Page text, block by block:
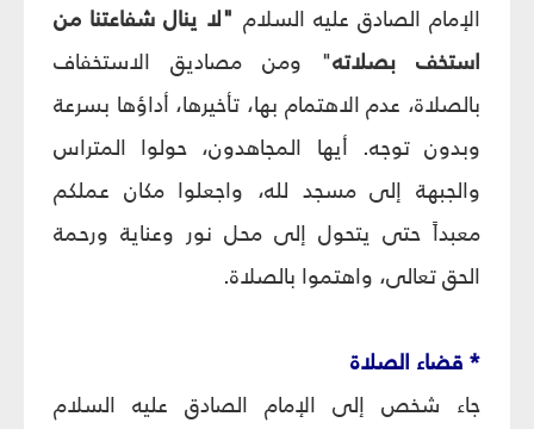
الإمام الصادق عليه السلام "لا ينال شفاعتنا من
استخف بصلاته" ومن مصاديق الاستخفاف
بالصلاة، عدم الاهتمام بها، تأخيرها، أداؤها بسرعة
وبدون توجه. أيها المجاهدون، حولوا المتراس
والجبهة إلى مسجد لله، واجعلوا مكان عملكم
معبداً حتى يتحول إلى محل نور وعناية ورحمة
الحق تعالى، واهتموا بالصلاة.
* قضاء الصلاة
جاء شخص إلى الإمام الصادق عليه السلام